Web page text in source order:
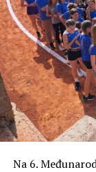
Na 6.